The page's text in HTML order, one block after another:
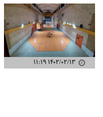
۱۴۰۲/۰۲/۱۳ ۱۱:۱۹